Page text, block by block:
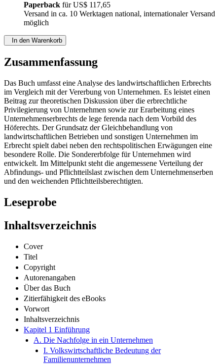
Paperback fürUS$ 117,65
Versand in ca. 10 Werktagen national, internationaler Versand
möglich
In den Warenkorb
Zusammenfassung
Das Buch umfasst eine Analyse des landwirtschaftlichen Erbrechts
im Vergleich mit der Vererbung von Unternehmen. Es leistet einen
Beitrag zur theoretischen Diskussion über die erbrechtliche
Privilegierung von Unternehmen sowie zur Erarbeitung eines
Unternehmenserbrechts de lege ferenda nach dem Vorbild des
Höferechts. Der Grundsatz der Gleichbehandlung von
landwirtschaftlichen Betrieben und sonstigen Unternehmen im
Erbrecht spielt dabei neben den rechtspolitischen Erwägungen eine
besondere Rolle. Die Sondererbfolge für Unternehmen wird
entwickelt. Im Mittelpunkt steht die angemessene Verteilung der
Abfindungs- und Pflichtteilslast zwischen dem Unternehmenserben
und den weichenden Pflichtteilsberechtigten.
Leseprobe
Inhaltsverzeichnis
Cover
Titel
Copyright
Autorenangaben
Über das Buch
Zitierfähigkeit des eBooks
Vorwort
Inhaltsverzeichnis
Kapitel 1 Einführung
A. Die Nachfolge in ein Unternehmen
I. Volkswirtschaftliche Bedeutung der
Familienunternehmen